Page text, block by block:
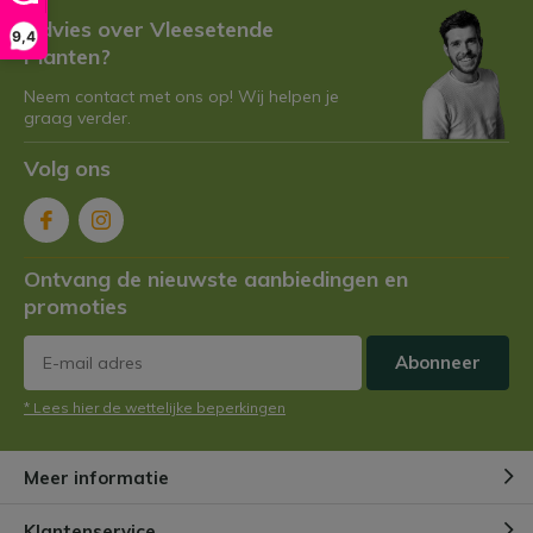
9,4Advies over Vleesetende
Planten?
Neem contact met ons op! Wij helpen je
graag verder.
Volg ons
Ontvang de nieuwste aanbiedingen en
promoties
Abonneer
* Lees hier de wettelijke beperkingen
Meer informatie